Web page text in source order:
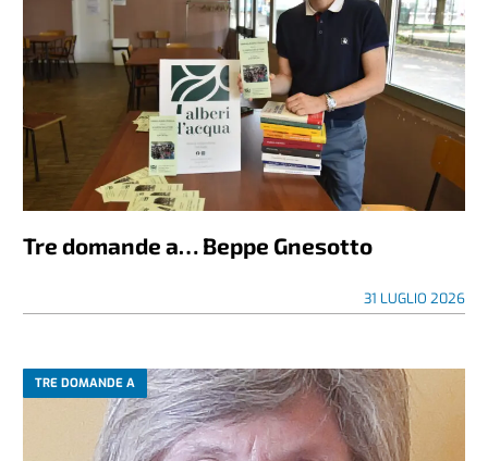
Tre domande a… Beppe Gnesotto
31 LUGLIO 2026
TRE DOMANDE A